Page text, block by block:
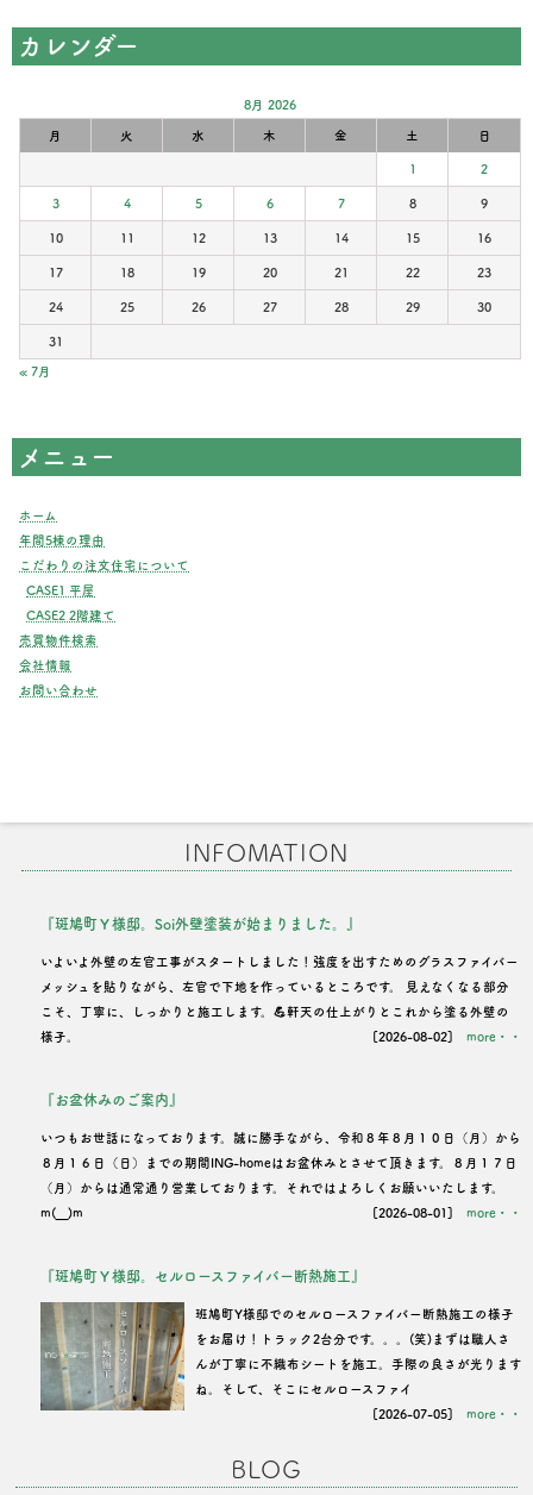
カレンダー
8月 2026
月 火 水 木 金 土 日
1 2
3 4 5 6 7 8 9
10 11 12 13 14 15 16
17 18 19 20 21 22 23
24 25 26 27 28 29 30
31
« 7月
メニュー
ホーム
年間5棟の理由
こだわりの注文住宅について
CASE1 平屋
CASE2 2階建て
売買物件検索
会社情報
お問い合わせ
INFOMATION
『斑鳩町Ｙ様邸。Soi外壁塗装が始まりました。』
いよいよ外壁の左官工事がスタートしました！強度を出すためのグラスファイバー
メッシュを貼りながら、左官で下地を作っているところです。 見えなくなる部分
こそ、丁寧に、しっかりと施工します。💪軒天の仕上がりとこれから塗る外壁の
様子。 [2026-08-02] more・・
『お盆休みのご案内』
いつもお世話になっております。誠に勝手ながら、令和８年８月１０日（月）から
８月１６日（日）までの期間ING-homeはお盆休みとさせて頂きます。８月１７日
（月）からは通常通り営業しております。それではよろしくお願いいたします。
m(__)m [2026-08-01] more・・
『斑鳩町Ｙ様邸。セルロースファイバー断熱施工』
班鳩町Y様邸でのセルロースファイバー断熱施工の様子
をお届け！トラック2台分です。。。(笑)まずは職人さ
んが丁寧に不織布シートを施工。手際の良さが光ります
ね。そして、そこにセルロースファイ
[2026-07-05] more・・
BLOG